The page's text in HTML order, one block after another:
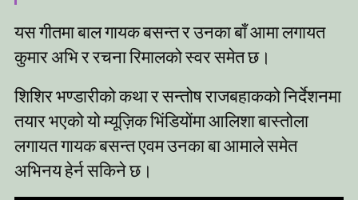
यस गीतमा बाल गायक बसन्त र उनका बाँ आमा लगायत
कुमार अभि र रचना रिमालको स्वर समेत छ।
शिशिर भण्डारीको कथा र सन्तोष राजबहाकको निर्देशनमा
तयार भएको यो म्यूज़िक भिंडियोंमा आलिशा बास्तोला
लगायत गायक बसन्त एवम उनका बा आमाले समेत
अभिनय हेर्न सकिने छ।